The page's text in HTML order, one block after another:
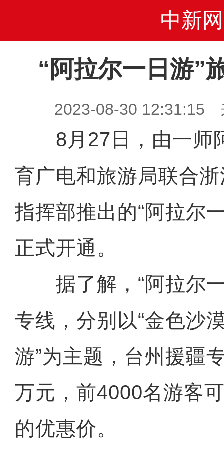
中新网
“阿拉尔一日游”
2023-08-30 12:31:15
8月27日，由一师
育广电和旅游局联合
指挥部推出的“阿拉尔
正式开通。
据了解，“阿拉尔一
专线，分别以“金色沙
游”为主题，台州援疆
万元，前4000名游客
的优惠价。